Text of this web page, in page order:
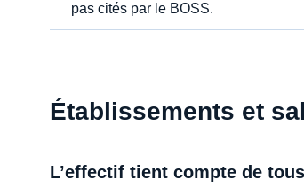
pas cités par le BOSS.
Établissements et
L’effectif tient compte de